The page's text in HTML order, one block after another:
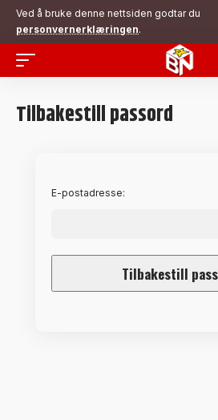
Ved å bruke denne nettsiden godtar du
personvernerklæringen.
Tilbakestill passord
E-postadresse: